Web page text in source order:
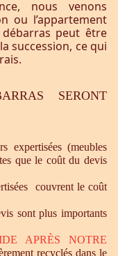
nous venons
ou l’appartement
peut être
succession, ce qui
SERONT
expertisées (meubles
que le coût du devis
couvrent le coût
sont plus importants
APRÈS NOTRE
recyclés dans le